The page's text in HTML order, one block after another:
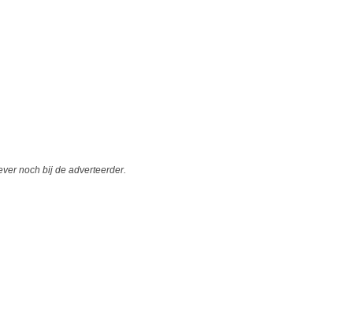
noch bij de adverteerder.